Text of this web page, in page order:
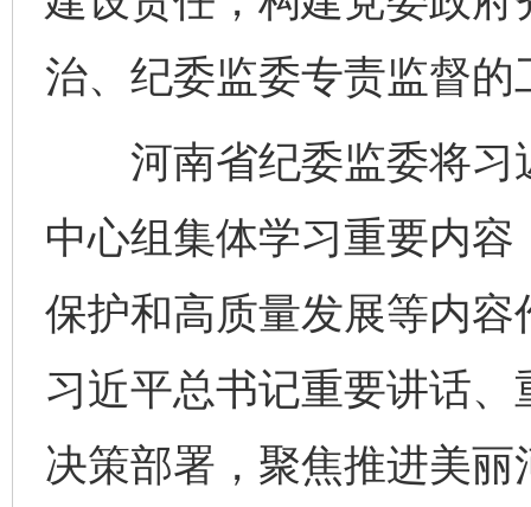
治、纪委监委专责监督的
河南省纪委监委将习
中心组集体学习重要内
保护和高质量发展等内
习近平总书记重要讲话
决策部署，聚焦推进美